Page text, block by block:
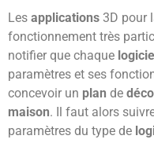
Les applications 3D pour
fonctionnement très
notifier que chaque
paramètres et ses
concevoir un plan de
maison. Il faut alors
paramètres du type de